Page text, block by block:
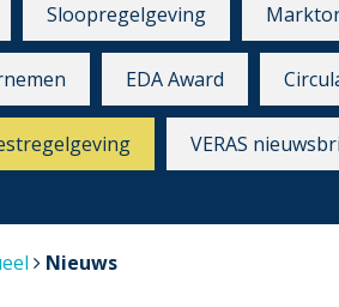
Sloopregelgeving
EDA Award
VERAS
Nieuws